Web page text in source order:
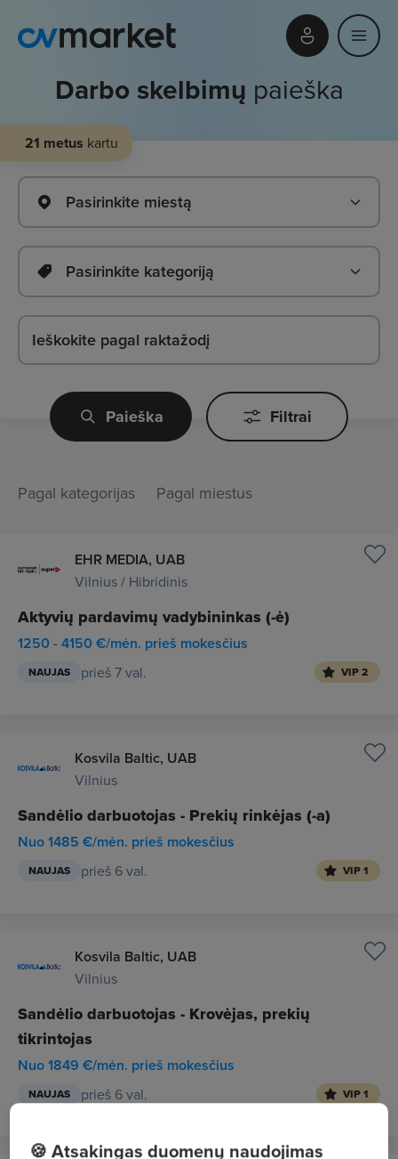
Darbo skelbimų paieška
21 metus kartu
Pasirinkite miestą
Pasirinkite kategoriją
Paieška Filtrai
Pagal kategorijas Pagal miestus
EHR MEDIA, UAB
Vilnius / Hibridinis
Aktyvių pardavimų vadybininkas (-ė)
1250 - 4150 €/mėn. prieš mokesčius
NAUJAS prieš 7 val. VIP 2
Kosvila Baltic, UAB
Vilnius
Sandėlio darbuotojas - Prekių rinkėjas (-a)
Nuo 1485 €/mėn. prieš mokesčius
NAUJAS prieš 6 val. VIP 1
Kosvila Baltic, UAB
Vilnius
Sandėlio darbuotojas - Krovėjas, prekių
tikrintojas
Nuo 1849 €/mėn. prieš mokesčius
NAUJAS prieš 6 val. VIP 1
🍪 Atsakingas duomenų naudojimas